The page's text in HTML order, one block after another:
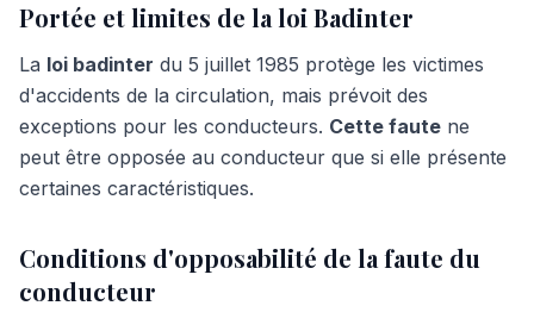
Portée et limites de la loi Badinter
La loi badinter du 5 juillet 1985 protège les victimes
d'accidents de la circulation, mais prévoit des
exceptions pour les conducteurs. Cette faute ne
peut être opposée au conducteur que si elle présente
certaines caractéristiques.
Conditions d'opposabilité de la faute du
conducteur